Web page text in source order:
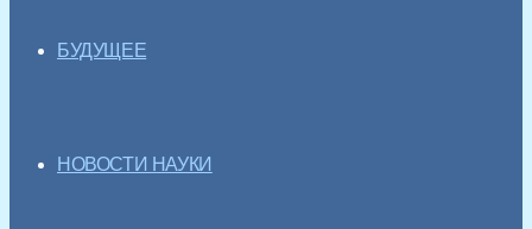
БУДУЩЕЕ
НОВОСТИ НАУКИ